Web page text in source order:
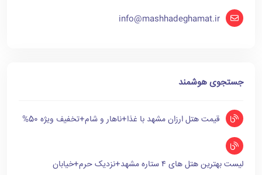
info@mashhadeghamat.ir
جستجوی هوشمند
قیمت هتل ارزان مشهد با غذا+ناهار و شام+تخفیف ویژه 50%
لیست بهترین هتل های ۴ ستاره مشهد+نزدیک حرم+خیابان